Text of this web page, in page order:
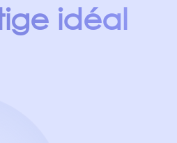
idéal